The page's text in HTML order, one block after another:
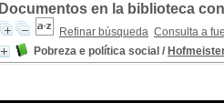
Documentos en la biblioteca
Refinar búsqueda Consulta a
Pobreza e política social /